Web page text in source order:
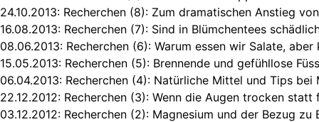
24.10.2013: Recherchen (8): Zum dramatischen Anstieg
16.08.2013: Recherchen (7): Sind in Blümchentees
08.06.2013: Recherchen (6): Warum essen wir Salate, aber
15.05.2013: Recherchen (5): Brennende und gefühllose
06.04.2013: Recherchen (4): Natürliche Mittel und Tips bei
22.12.2012: Recherchen (3): Wenn die Augen trocken statt
03.12.2012: Recherchen (2): Magnesium und der Bezug zu